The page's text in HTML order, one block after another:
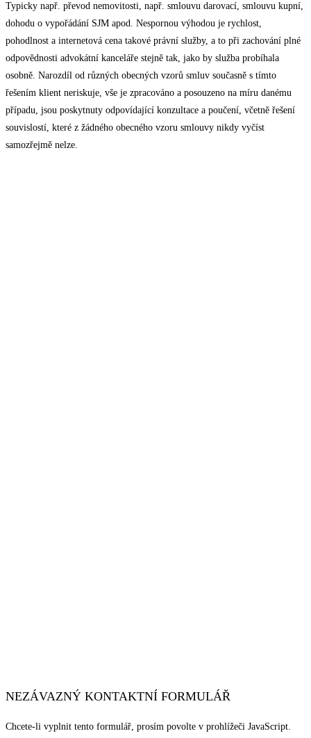
Typicky např. převod nemovitosti, např. smlouvu darovací, smlouvu kupní,
dohodu o vypořádání SJM apod. Nespornou výhodou je rychlost,
pohodlnost a internetová cena takové právní služby, a to při zachování plné
odpovědnosti advokátní kanceláře stejně tak, jako by služba probíhala
osobně. Narozdíl od různých obecných vzorů smluv současně s tímto
řešením klient neriskuje, vše je zpracováno a posouzeno na míru danému
případu, jsou poskytnuty odpovídající konzultace a poučení, včetně řešení
souvislostí, které z žádného obecného vzoru smlouvy nikdy vyčíst
samozřejmě nelze.
NEZÁVAZNÝ KONTAKTNÍ FORMULÁŘ
Chcete-li vyplnit tento formulář, prosím povolte v prohlížeči JavaScript.